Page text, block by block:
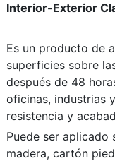
Interior-Exterior
Es un producto de
superficies sobre
después de 48
oficinas, industrias
resistencia y
Puede ser aplicado
madera, cartón